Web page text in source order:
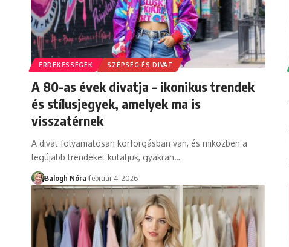
ÉRDEKESSÉGEK SZÉPSÉG ÉS DIVAT
A 80-as évek divatja – ikonikus trendek
és stílusjegyek, amelyek ma is
visszatérnek
A divat folyamatosan körforgásban van, és miközben a
legújabb trendeket kutatjuk, gyakran…
Balogh Nóra február 4, 2026